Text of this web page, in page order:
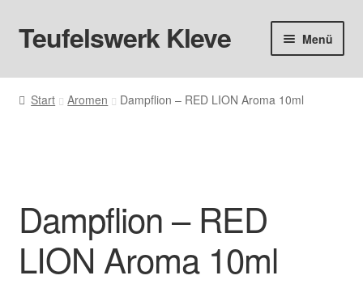
Zur
Navigation
Zum
Inhalt
Teufelswerk Kleve Menü
Startseite
Liquids
Big Puff
Start Aromen Dampflion – RED LION Aroma 10ml
Dampflion – RED
LION Aroma 10ml